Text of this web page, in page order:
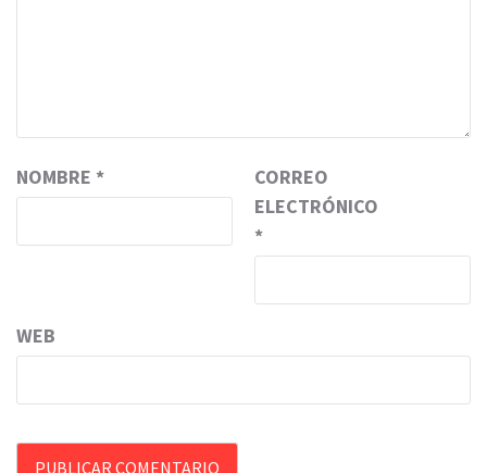
NOMBRE *
CORREO
ELECTRÓNICO
*
WEB